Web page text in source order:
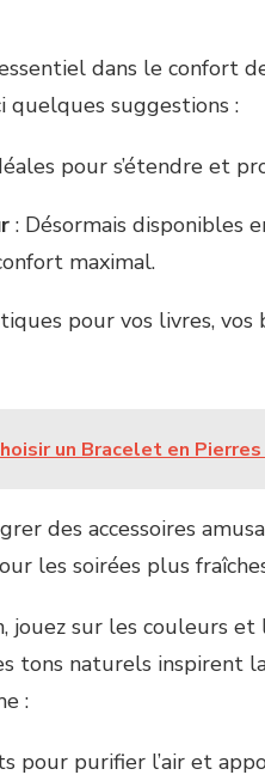
dans le confort
quelques suggestions :
pour s’étendre et
: Désormais disponibles
maximal.
pour vos livres,
un Bracelet en
des accessoires
les soirées plus
jouez sur les couleurs
tons naturels inspirent
:
pour purifier l’air et